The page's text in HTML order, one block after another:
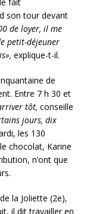
son tour devant
de loyer, il me
petit-déjeuner
explique-t-il.
de
Entre 7 h 30 et
tôt, conseille
jours, dix
les 130
chocolat, Karine
n’ont que
la Joliette (2e),
il dit travailler en